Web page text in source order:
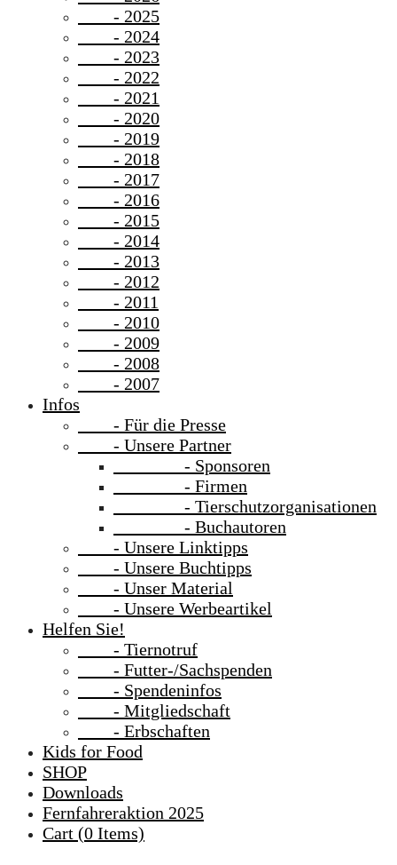
- 2025
- 2024
- 2023
- 2022
- 2021
- 2020
- 2019
- 2018
- 2017
- 2016
- 2015
- 2014
- 2013
- 2012
- 2011
- 2010
- 2009
- 2008
- 2007
Infos
- Für die Presse
- Unsere Partner
- Sponsoren
- Firmen
- Tierschutzorganisationen
- Buchautoren
- Unsere Linktipps
- Unsere Buchtipps
- Unser Material
- Unsere Werbeartikel
Helfen Sie!
- Tiernotruf
- Futter-/Sachspenden
- Spendeninfos
- Mitgliedschaft
- Erbschaften
Kids for Food
SHOP
Downloads
Fernfahreraktion 2025
Cart (0 Items)